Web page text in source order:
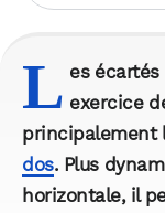
L es écartés
exercice
principalement
dos. Plus
horizontale, il